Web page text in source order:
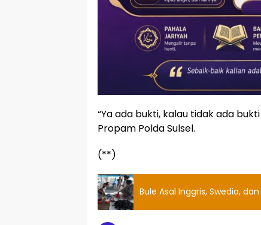
“Ya ada bukti, kalau tidak ada
Propam Polda Sulsel.
(**)
Bule Asal Inggris, Swedia,